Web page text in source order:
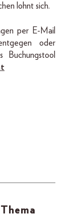
lohnt sich.
per E-Mail
oder